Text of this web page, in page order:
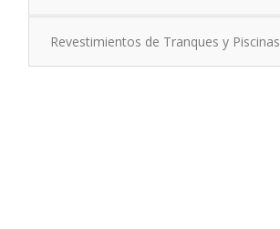
Revestimientos de Tranques y Piscinas